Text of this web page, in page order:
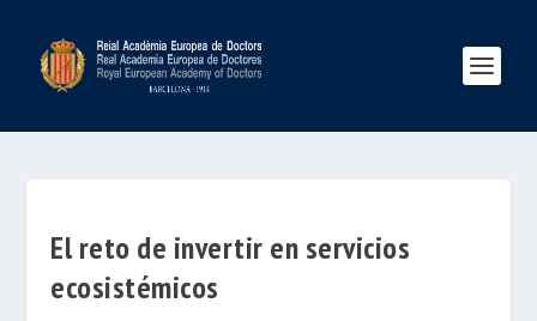
El reto de invertir en servicios
ecosistémicos